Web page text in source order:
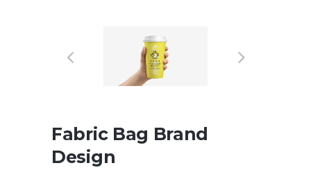
Fabric Bag Brand
Design